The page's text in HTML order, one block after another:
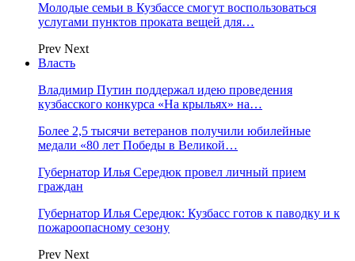
Молодые семьи в Кузбассе смогут воспользоваться
услугами пунктов проката вещей для…
Prev Next
Власть
Владимир Путин поддержал идею проведения
кузбасского конкурса «На крыльях» на…
Более 2,5 тысячи ветеранов получили юбилейные
медали «80 лет Победы в Великой…
Губернатор Илья Середюк провел личный прием
граждан
Губернатор Илья Середюк: Кузбасс готов к паводку и к
пожароопасному сезону
Prev Next